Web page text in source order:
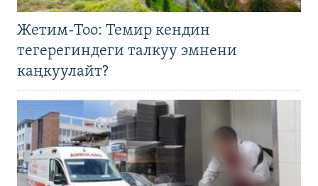
Жетим-Тоо: Темир кендин
тегерегиндеги талкуу эмнени
каңкуулайт?